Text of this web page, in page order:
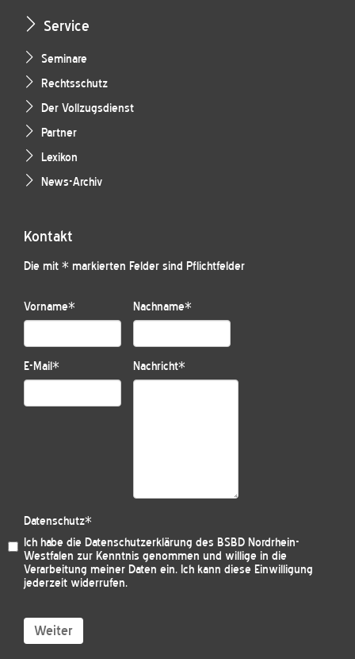
Service
Seminare
Rechtsschutz
Der Vollzugsdienst
Partner
Lexikon
News-Archiv
Kontakt
Die mit * markierten Felder sind Pflichtfelder
Vorname* Nachname*
E-Mail* Nachricht*
Datenschutz*
Ich habe die Datenschutzerklärung des BSBD Nordrhein-
Westfalen zur Kenntnis genommen und willige in die
Verarbeitung meiner Daten ein. Ich kann diese Einwilligung
jederzeit widerrufen.
Weiter